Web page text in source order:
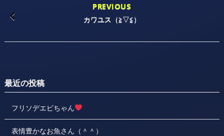
PREVIOUS
カワユス（≧▽≦）
最近の投稿
フリソデエビちゃん
表情豊かなお魚さん（＾＾）